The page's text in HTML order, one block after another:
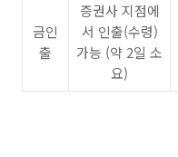
금인
출
증권사 지점에
서 인출(수령)
가능 (약 2일 소
요)